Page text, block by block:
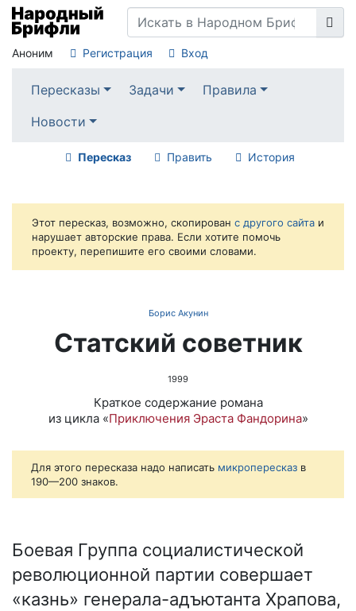
Аноним Регистрация Вход
Пересказы Задачи
Правила
Новости
Пересказ Править История
Этот пересказ, возможно, скопирован с другого сайта и
нарушает авторские права. Если хотите помочь
проекту, перепишите его своими словами.
Борис Акунин
Статский советник
1999
Краткое содержание романа
из цикла «Приключения Эраста Фандорина»
Для этого пересказа надо написать микропересказ в
190—200 знаков.
Боевая Группа социалистической
революционной партии совершает
«казнь» генерала-адъютанта Храпова,